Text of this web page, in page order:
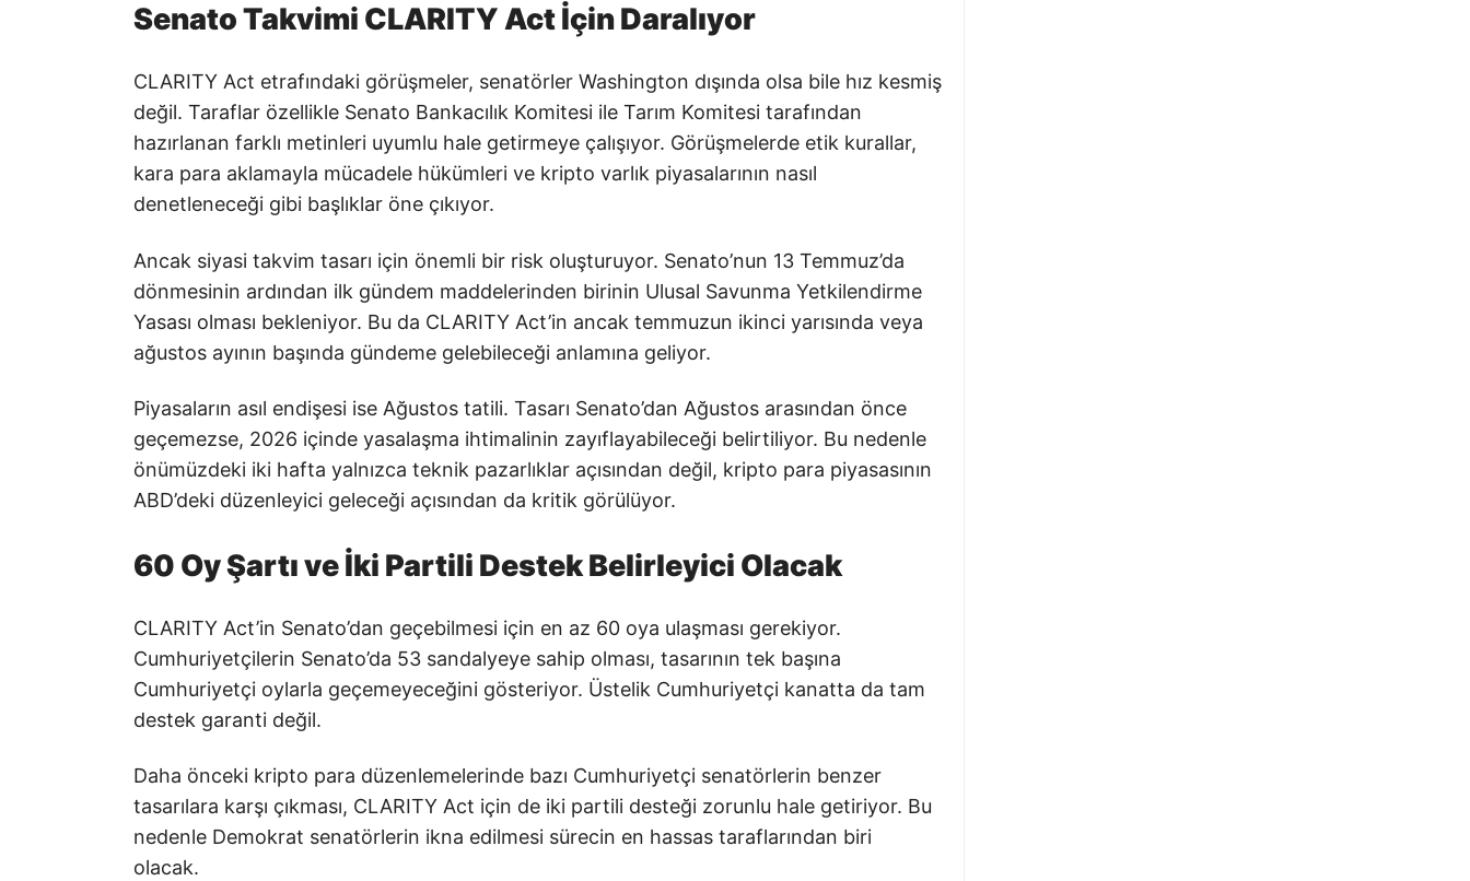
Senato Takvimi CLARITY Act İçin Daralıyor
CLARITY Act etrafındaki görüşmeler, senatörler Washington dışında olsa bile hız kesmiş
değil. Taraflar özellikle Senato Bankacılık Komitesi ile Tarım Komitesi tarafından
hazırlanan farklı metinleri uyumlu hale getirmeye çalışıyor. Görüşmelerde etik kurallar,
kara para aklamayla mücadele hükümleri ve kripto varlık piyasalarının nasıl
denetleneceği gibi başlıklar öne çıkıyor.
Ancak siyasi takvim tasarı için önemli bir risk oluşturuyor. Senato’nun 13 Temmuz’da
dönmesinin ardından ilk gündem maddelerinden birinin Ulusal Savunma Yetkilendirme
Yasası olması bekleniyor. Bu da CLARITY Act’in ancak temmuzun ikinci yarısında veya
ağustos ayının başında gündeme gelebileceği anlamına geliyor.
Piyasaların asıl endişesi ise Ağustos tatili. Tasarı Senato’dan Ağustos arasından önce
geçemezse, 2026 içinde yasalaşma ihtimalinin zayıflayabileceği belirtiliyor. Bu nedenle
önümüzdeki iki hafta yalnızca teknik pazarlıklar açısından değil, kripto para piyasasının
ABD’deki düzenleyici geleceği açısından da kritik görülüyor.
60 Oy Şartı ve İki Partili Destek Belirleyici Olacak
CLARITY Act’in Senato’dan geçebilmesi için en az 60 oya ulaşması gerekiyor.
Cumhuriyetçilerin Senato’da 53 sandalyeye sahip olması, tasarının tek başına
Cumhuriyetçi oylarla geçemeyeceğini gösteriyor. Üstelik Cumhuriyetçi kanatta da tam
destek garanti değil.
Daha önceki kripto para düzenlemelerinde bazı Cumhuriyetçi senatörlerin benzer
tasarılara karşı çıkması, CLARITY Act için de iki partili desteği zorunlu hale getiriyor. Bu
nedenle Demokrat senatörlerin ikna edilmesi sürecin en hassas taraflarından biri
olacak.